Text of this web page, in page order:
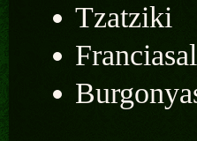
Tzatziki